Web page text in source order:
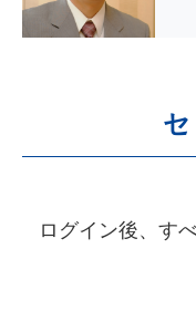
ログイン後、す